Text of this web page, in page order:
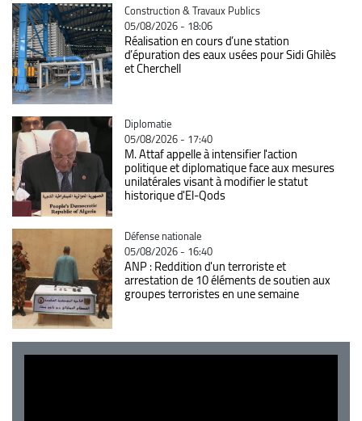
Catégorie
Construction & Travaux Publics
05/08/2026 - 18:06
Réalisation en cours d’une station
d’épuration des eaux usées pour Sidi Ghilès
et Cherchell
Catégorie
Diplomatie
05/08/2026 - 17:40
M. Attaf appelle à intensifier l'action
politique et diplomatique face aux mesures
unilatérales visant à modifier le statut
historique d'El-Qods
Catégorie
Défense nationale
05/08/2026 - 16:40
ANP : Reddition d'un terroriste et
arrestation de 10 éléments de soutien aux
groupes terroristes en une semaine